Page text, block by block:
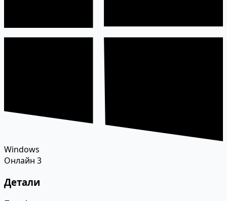
Windows
Онлайн 3
Детали